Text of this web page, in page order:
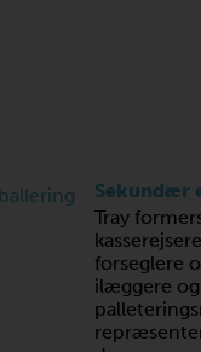
Sekundær
Tray
forseglere
ilæggere og